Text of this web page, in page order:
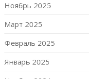
Ноябрь 2025
Март 2025
Февраль 2025
Январь 2025